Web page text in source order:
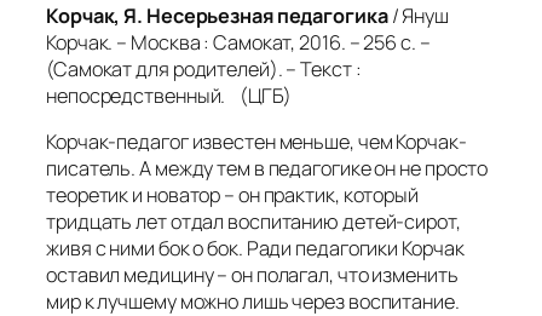
Корчак, Я. Несерьезная педагогика/ Януш
Корчак. – Москва : Самокат, 2016. – 256 с. –
(Самокат для родителей). – Текст :
непосредственный. (ЦГБ)
Корчак-педагог известен меньше, чем Корчак-
писатель. А между тем в педагогике он не просто
теоретик и новатор – он практик, который
тридцать лет отдал воспитанию детей-сирот,
живя с ними бок о бок. Ради педагогики Корчак
оставил медицину – он полагал, что изменить
мир к лучшему можно лишь через воспитание.